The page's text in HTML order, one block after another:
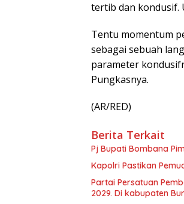
tertib dan kondusif.
Tentu momentum
sebagai sebuah
parameter
Pungkasnya.
(AR/RED)
Berita Terkait
Pj Bupati Bombana
Kapolri Pastikan
Partai Persatuan
2029. Di kabupaten